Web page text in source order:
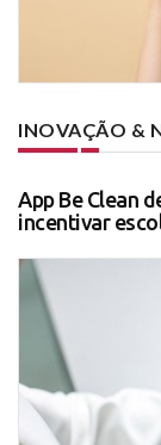
INOVAÇÃO &
App Be Clean
incentivar